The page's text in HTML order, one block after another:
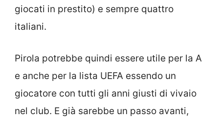
giocati in prestito) e sempre quattro
italiani.
Pirola potrebbe quindi essere utile per la A
e anche per la lista UEFA essendo un
giocatore con tutti gli anni giusti di vivaio
nel club. E già sarebbe un passo avanti,